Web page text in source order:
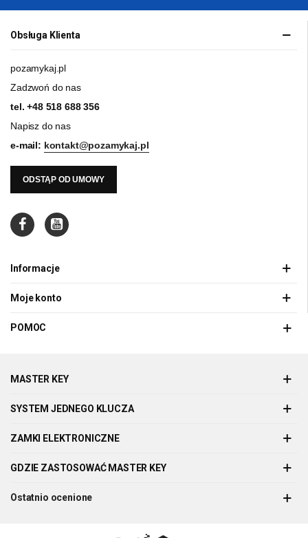
Obsługa Klienta
pozamykaj.pl
Zadzwoń do nas
tel.+48 518 688 356
Napisz do nas
e-mail: kontakt@pozamykaj.pl
ODSTĄP OD UMOWY
Informacje
Moje konto
POMOC
MASTER KEY
SYSTEM JEDNEGO KLUCZA
ZAMKI ELEKTRONICZNE
GDZIE ZASTOSOWAĆ MASTER KEY
Ostatnio ocenione